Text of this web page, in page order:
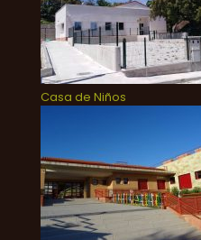
Casa de Niños